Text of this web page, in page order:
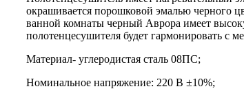
окрашивается порошковой эмалью черного
ванной комнаты черный Аврора имеет
полотенцесушителя будет гармонировать с
Материал- углеродистая сталь 08ПС;
Номинальное напряжение: 220 В ±10%;